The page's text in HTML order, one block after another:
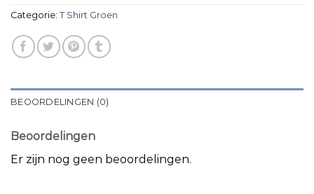
Categorie: T Shirt Groen
BEOORDELINGEN (0)
Beoordelingen
Er zijn nog geen beoordelingen.